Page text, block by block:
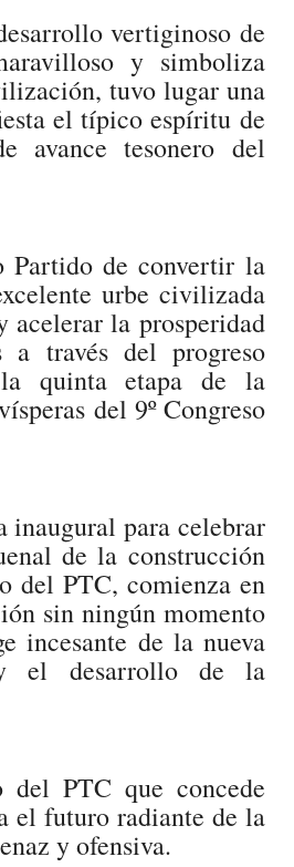
vertiginoso de
y simboliza
tuvo lugar una
el típico espíritu de
avance tesonero del
Partido de convertir la
urbe civilizada
la prosperidad
través del progreso
quinta etapa de la
del 9º Congreso
inaugural para celebrar
de la construcción
del PTC, comienza en
sin ningún momento
incesante de la nueva
el desarrollo de la
PTC que concede
el futuro radiante de la
y ofensiva.